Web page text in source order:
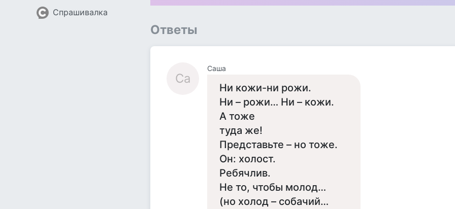
Спрашивалка
Ответы
Са
Саша
Ни кожи-ни рожи.
Ни – рожи… Ни – кожи.
А тоже
туда же!
Представьте – но тоже.
Он: холост.
Ребячлив.
Не то, чтобы молод…
(но холод – собачий…